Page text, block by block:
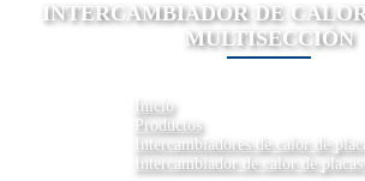
INTERCAMBIADOR DE
MULTISECCIÓN
Inicio
Productos
Intercambiadores de calor de
Intercambiador de calor de